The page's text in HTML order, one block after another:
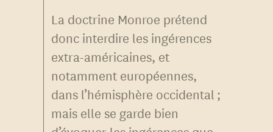
La doctrine Monroe prétend
donc interdire les ingérences
extra-américaines, et
notamment européennes,
dans l’hémisphère occidental ;
mais elle se garde bien